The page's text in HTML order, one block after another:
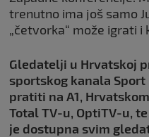
trenutno ima još samo
„četvorka“ može igrati i
Gledatelji u Hrvatskoj
sportskog kanala
pratiti na A1,
Total TV-u, OptiTV-u,
je dostupna svim